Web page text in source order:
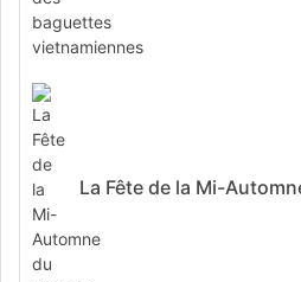
La Fête de la Mi-